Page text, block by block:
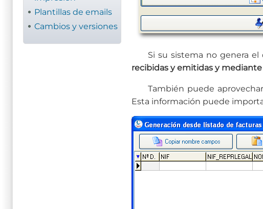
Plantillas de emails
Cambios y versiones
Si su sistema no genera
recibidas y emitidas y
También puede
Esta información puede